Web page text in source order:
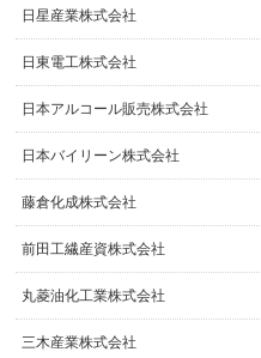
日星産業株式会社
日東電工株式会社
日本アルコール販売株式会社
日本バイリーン株式会社
藤倉化成株式会社
前田工繊産資株式会社
丸菱油化工業株式会社
三木産業株式会社